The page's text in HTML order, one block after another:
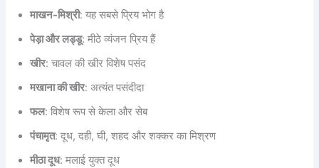
माखन-मिश्री: यह सबसे प्रिय भोग है
पेड़ा और लड्डू: मीठे व्यंजन प्रिय हैं
खीर: चावल की खीर विशेष पसंद
मखाना की खीर: अत्यंत पसंदीदा
फल: विशेष रूप से केला और सेब
पंचामृत: दूध, दही, घी, शहद और शक्कर का मिश्रण
मीठा दूध: मलाई युक्त दूध